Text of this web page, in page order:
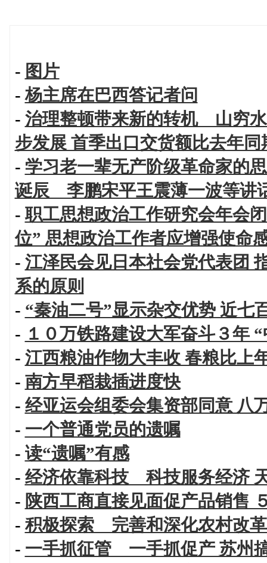
- 图片
-杨主席在巴西答记者问
- 治理整顿带来新的转机 山穷
步发展 首季出口交货额比去年同
- 学习老一辈无产阶级革命家的
诞辰 李鹏宋平王震薄一波等讲
-职工思想政治工作研究会年会
位” 思想政治工作者应增强使命
- 江泽民会见日本社会党代表团
系的原则
- “秦油二号”显示杂交优势 近七
- １０万铁路建设大军奋斗３年
- 江西粮油作物大丰收 春粮比上
- 南方早稻栽插进度快
- 经亚运会组委会集资部同意 八
- 一个普通党员的遗嘱
- 读“遗嘱”有感
- 经济依靠科技 科技服务经济
- 陕西工商直接见面促产品销售
- 积极探索 完善和深化农村改
- 一手抓征管 一手抓促产 苏州